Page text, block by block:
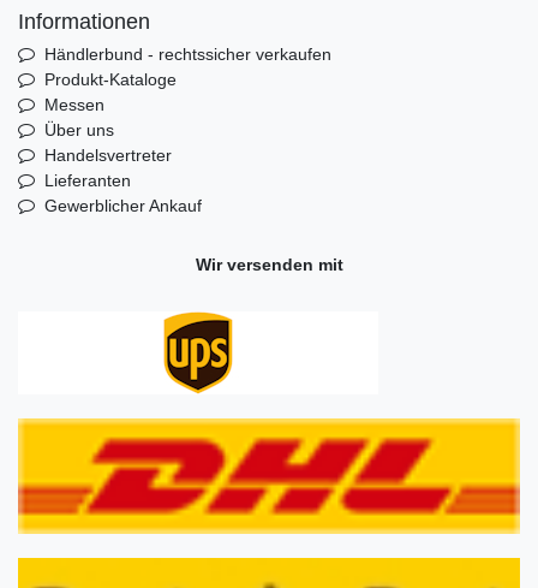
Informationen
Händlerbund - rechtssicher verkaufen
Produkt-Kataloge
Messen
Über uns
Handelsvertreter
Lieferanten
Gewerblicher Ankauf
Wir versenden mit